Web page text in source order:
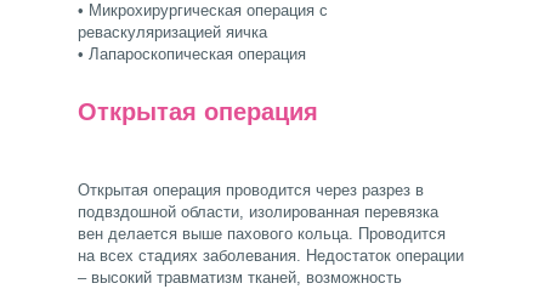
• Микрохирургическая операция с
реваскуляризацией яичка
• Лапароскопическая операция
Открытая операция
Открытая операция проводится через разрез в
подвздошной области, изолированная перевязка
вен делается выше пахового кольца. Проводится
на всех стадиях заболевания. Недостаток операции
– высокий травматизм тканей, возможность